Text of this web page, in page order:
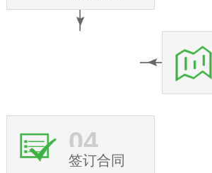
04
签订合同